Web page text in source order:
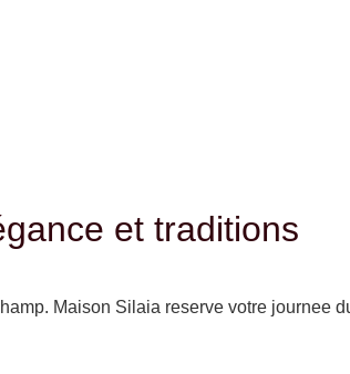
et traditions
Maison Silaia reserve votre journee